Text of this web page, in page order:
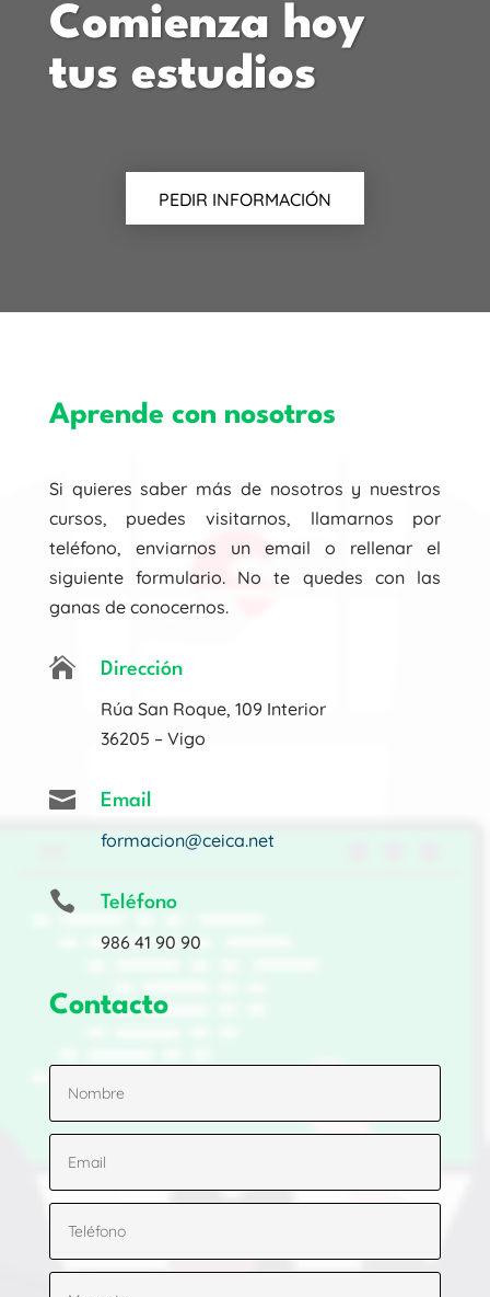
Comienza hoy
tus estudios
PEDIR INFORMACIÓN
Aprende con nosotros
Si quieres saber más de nosotros y nuestros
cursos, puedes visitarnos, llamarnos por
teléfono, enviarnos un email o rellenar el
siguiente formulario. No te quedes con las
ganas de conocernos.
 Dirección
Rúa San Roque, 109 Interior
36205 – Vigo
 Email
formacion@ceica.net
 Teléfono
986 41 90 90
Contacto